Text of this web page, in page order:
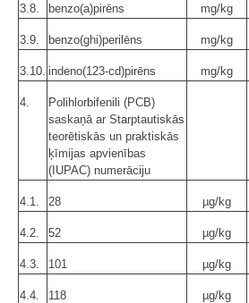
3.8. benzo(a)pirēns mg/kg
3.9. benzo(ghi)perilēns mg/kg
3.10. indeno(123-cd)pirēns mg/kg
4.
Polihlorbifenili (PCB)
saskaņā ar Starptautiskās
teorētiskās un praktiskās
ķīmijas apvienības
(IUPAC) numerāciju
4.1. 28 µg/kg
4.2. 52 µg/kg
4.3. 101 µg/kg
4.4. 118 µg/kg